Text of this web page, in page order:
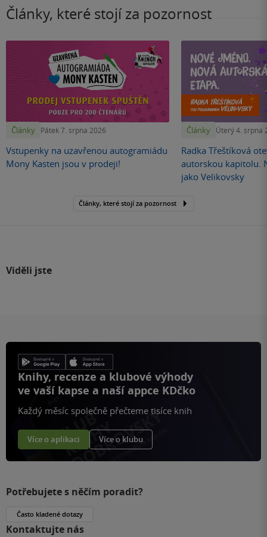
Články, které stojí za pozornost
Články Pátek 7. srpna 2026
Vstupenky na uzavřenou autogramiádu
Mony Kasten jsou v prodeji!
Články Úterý 4. srpna
Radka Třeštíková
autorskou kapitolu.
jako Velikovsky
Články, které stojí za pozornost
Viděli jste
Knihy, recenze a klubové výhody
ve vaší kapse a naší appce KDčko
Každý měsíc společně přečteme tisíce knih
Více o aplikaci Více o klubu
Potřebujete s něčím poradit?
Často kladené dotazy
Kontaktujte nás